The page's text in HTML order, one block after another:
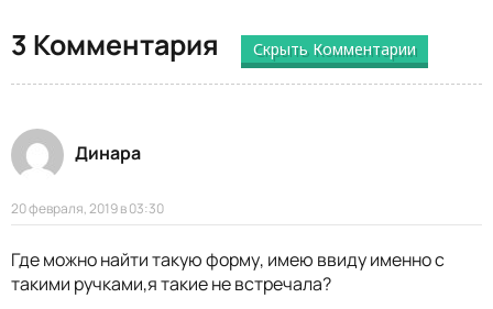
3 Комментария Скрыть Комментарии
Динара
20 февраля, 2019 в 03:30
Где можно найти такую форму, имею ввиду именно с
такими ручками,я такие не встречала?